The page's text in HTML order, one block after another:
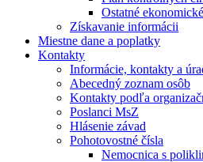
Ostatné ekonomické
Získavanie informácii
Miestne dane a poplatky
Kontakty
Informácie, kontakty a
Abecedný zoznam osôb
Kontakty podľa
Poslanci MsZ
Hlásenie závad
Pohotovostné čísla
Nemocnica s